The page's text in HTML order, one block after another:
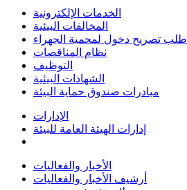
الخدمات الإلكترونية
المخالفات البيئية
طلب تصريح دخول لمحمية الجهراء
نظام المناقصات
التوظيف
الشهادات البيئية
مبادرات صندوق حماية البيئة
الإدارات
إدارات الهيئة العامة للبيئة
الأخبار والفعاليات
أرشيف الأخبار والفعاليات